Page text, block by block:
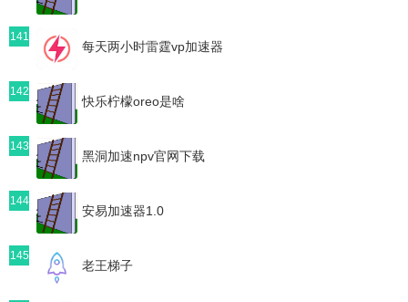
141
每天两小时雷霆vp加速器
142
快乐柠檬oreo是啥
143
黑洞加速npv官网下载
144
安易加速器1.0
145
老王梯子